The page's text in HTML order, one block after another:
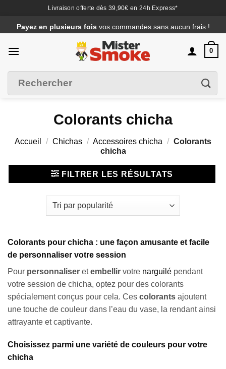
Livraison offerte dès 39,90€ en 24h Express*
au
contenu
Payez en plusieurs fois vos commandes sans aucun frais !
0
pour :
Colorants chicha
Accueil / Chichas / Accessoires chicha / Colorants
chicha
FILTRER LES RÉSULTATS
Colorants pour chicha : une façon amusante et facile
de personnaliser votre session
Pour personnaliser etembellir votre narguilé pendant
votre session de chicha, optez pour des colorants
spécialement conçus pour cela. Ces colorants ajoutent
une touche de couleur dans l’eau du vase, la rendant ainsi
attrayante et captivante.
Choisissez parmi une variété de couleurs pour votre
chicha